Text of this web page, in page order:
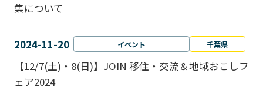
集について
2024-11-20 イベント 千葉県
【12/7(土)・8(日)】JOIN 移住・交流＆地域おこしフ
ェア2024